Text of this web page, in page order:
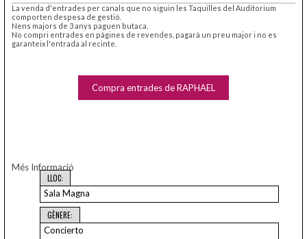
La venda d'entrades per canals que no siguin les Taquilles del Auditorium
comporten despesa de gestió.
Nens majors de 3 anys paguen butaca.
No compri entrades en pàgines de revendes, pagarà un preu major i no es
garanteix l'entrada al recinte.
Compra entrades de RAPHAEL
Més Informació
LLOC:
Sala Magna
GÈNERE:
Concierto